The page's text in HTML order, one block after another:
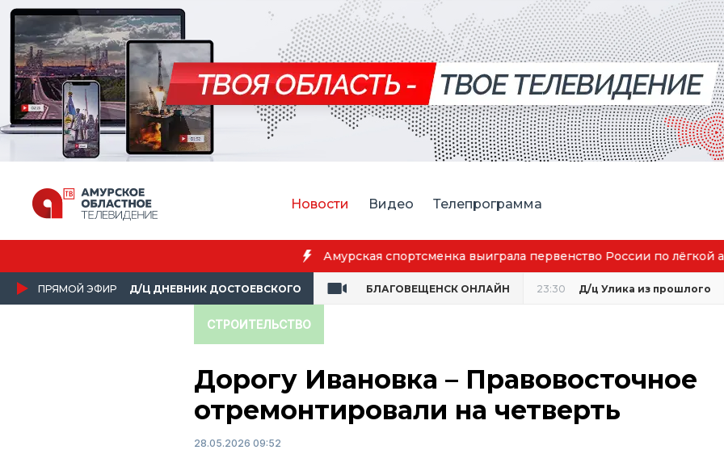
Новости Видео Телепрограмма
Благовещенск вошёл в число городов с наилучшим
ПРЯМОЙ ЭФИР Д/Ц ДНЕВНИК ДОСТОЕВСКОГО БЛАГОВЕЩЕНСК ОНЛАЙН 23:30 Д/ц Улика из прошлого
СТРОИТЕЛЬСТВО
Дорогу Ивановка – Правовосточное
отремонтировали на четверть
28.05.2026 09:52